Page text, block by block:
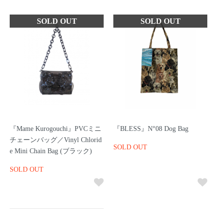
『Mame Kurogouchi』PVCミニ
チェーンバッグ／Vinyl Chlorid
e Mini Chain Bag (ブラック)
SOLD OUT
『BLESS』N°08 Dog Bag
SOLD OUT